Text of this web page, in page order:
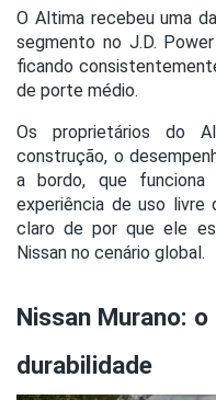
O Altima recebeu uma
segmento no J.D.
ficando
de porte médio.
Os proprietários do
construção, o
a bordo, que
experiência de uso livre
claro de por que ele
Nissan no cenário global.
Nissan Murano:
durabilidade